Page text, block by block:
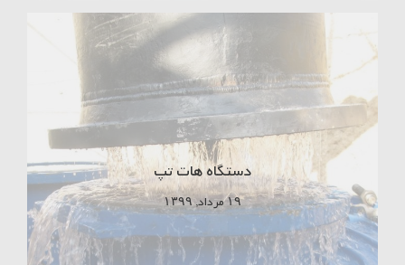
دستگاه هات تپ
۱۹ مرداد, ۱۳۹۹